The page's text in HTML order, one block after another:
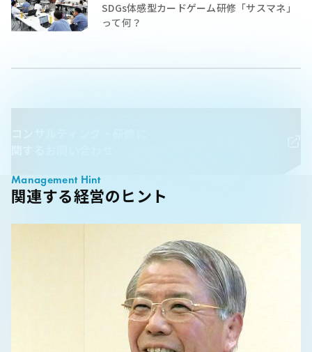
SDGs体感型カードゲーム研修「サスマネ」
って何？
関連する経営のヒント
Management Hint